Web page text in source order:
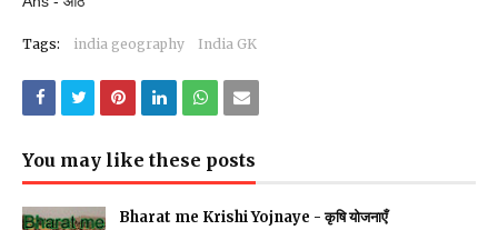
Tags: india geography India GK
You may like these posts
Bharat me Krishi Yojnaye - कृषि योजनाएँ